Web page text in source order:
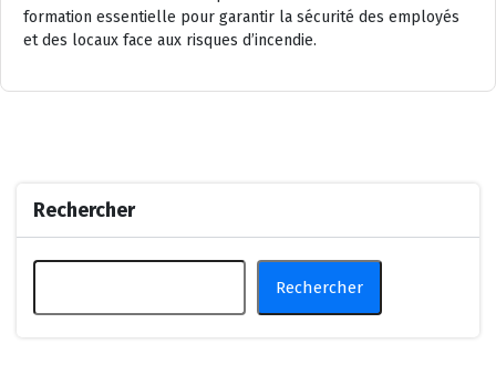
formation essentielle pour garantir la sécurité des employés
et des locaux face aux risques d’incendie.
Rechercher
Rechercher